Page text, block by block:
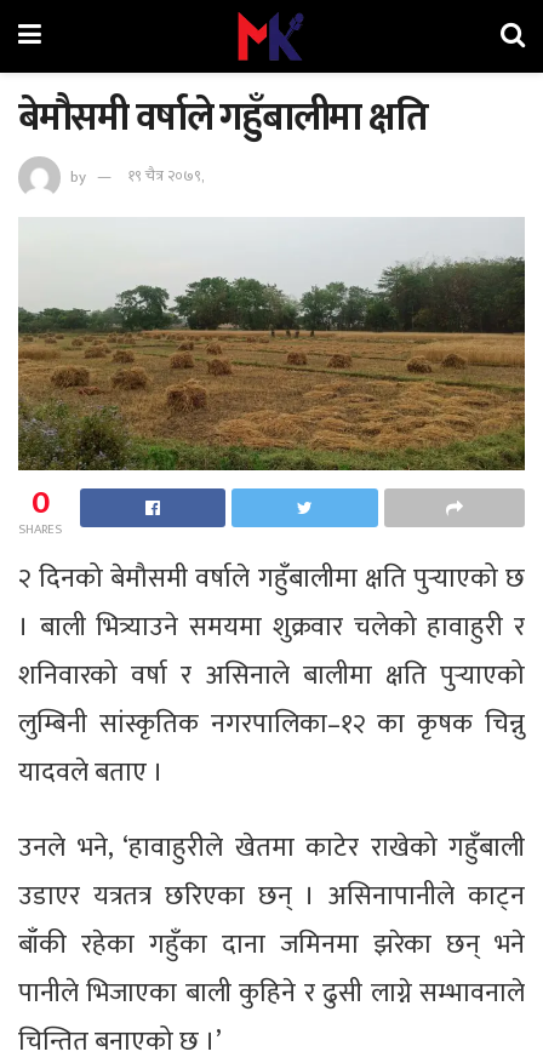
बेमौसमी वर्षाले गहुँबालीमा क्षति
by १९ चैत्र २०७९,
0
SHARES
२ दिनको बेमौसमी वर्षाले गहुँबालीमा क्षति पुर्‍याएको छ
। बाली भित्र्याउने समयमा शुक्रवार चलेको हावाहुरी र
शनिवारको वर्षा र असिनाले बालीमा क्षति पुर्‍याएको
लुम्बिनी सांस्कृतिक नगरपालिका–१२ का कृषक चिन्नु
यादवले बताए ।
उनले भने, ‘हावाहुरीले खेतमा काटेर राखेको गहुँबाली
उडाएर यत्रतत्र छरिएका छन् । असिनापानीले काट्न
बाँकी रहेका गहुँका दाना जमिनमा झरेका छन् भने
पानीले भिजाएका बाली कुहिने र ढुसी लाग्ने सम्भावनाले
चिन्तित बनाएको छ ।’